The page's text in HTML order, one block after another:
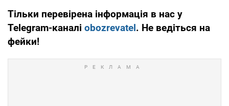
Тільки перевірена інформація в нас у
Telegram-каналі obozrevatel. Не ведіться на
фейки!